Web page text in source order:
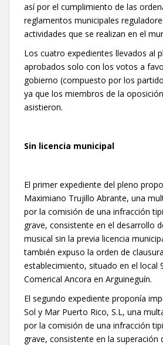
así por el cumplimiento de las
reglamentos municipales
actividades que se realizan en el
Los cuatro expedientes llevados al
aprobados solo con los votos a
gobierno (compuesto por los
ya que los miembros de la
asistieron.
Sin licencia municipal
El primer expediente del pleno
Maximiano Trujillo Abrante, una
por la comisión de una infracción
grave, consistente en el desarrollo
musical sin la previa licencia
también expuso la orden de
establecimiento, situado en el local
Comerical Ancora en Arguineguín.
El segundo expediente proponía
Sol y Mar Puerto Rico, S.L, una
por la comisión de una infracción
grave, consistente en la